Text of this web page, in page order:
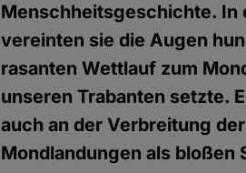
Menschheitsgeschichte. In
vereinten sie die Augen
rasanten Wettlauf zum
unseren Trabanten setzte.
auch an der Verbreitung
Mondlandungen als bloßen